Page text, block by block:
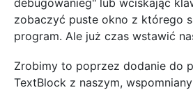
zobaczyć puste okno z którego
program. Ale już czas wstawić
Zrobimy to poprzez dodanie do
TextBlock z naszym,